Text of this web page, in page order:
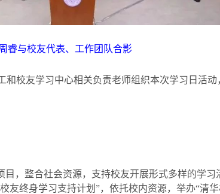
睿与校友代表、工作团队合影
和校友学习中心相关负责老师组织本次学习日活
目，整合社会资源，支持校友开展形式多样的学习
友终身学习支持计划 ”，依托校内资源，举办“清